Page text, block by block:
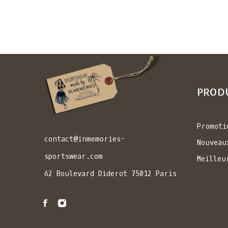
contact@inmemories-
sportswear.com
62 Boulevard Diderot 75012 Paris